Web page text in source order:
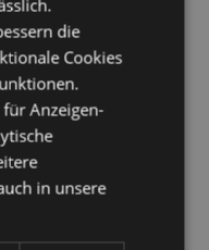
(Kanalinseln),
Litauen, Luxemburg,
Malta,
Montenegro,
Portugal (Festland),
Saint-Martin
(Italien), Slowakei,
Schweden, Schweiz,
(Festland),
Highlands und
die
Cookies
Anzeigen-
in unsere